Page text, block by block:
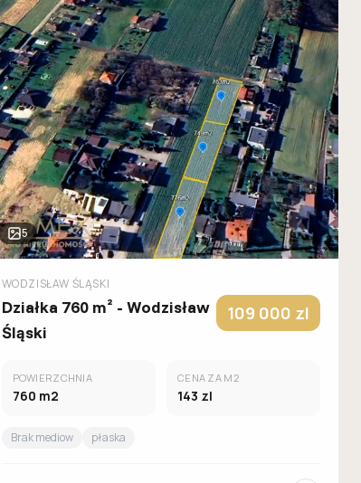
5
WODZISŁAW ŚLĄSKI
Działka 760 m² - Wodzisław
Śląski
109 000 zl
POWIERZCHNIA
760 m2
CENA ZA M2
143 zl
Brak mediow płaska